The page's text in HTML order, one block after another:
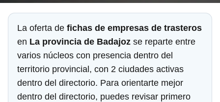
La oferta de fichas de empresas de trasteros
en La provincia de Badajoz se reparte entre
varios núcleos con presencia dentro del
territorio provincial, con 2 ciudades activas
dentro del directorio. Para orientarte mejor
dentro del directorio, puedes revisar primero